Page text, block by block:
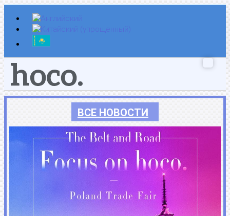
Перейти
к
содержимому
ВСЕ НОВОСТИ